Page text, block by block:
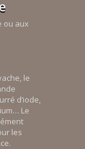
ou aux
le
d’iode,
Le
les